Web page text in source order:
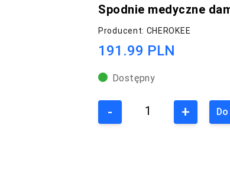
Spodnie medyczne
Producent: CHEROKEE
191.99 PLN
Dostępny
- +